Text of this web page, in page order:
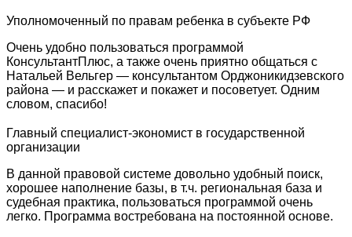
Уполномоченный по правам ребенка в субъекте РФ
Очень удобно пользоваться программой
КонсультантПлюс, а также очень приятно общаться с
Натальей Вельгер — консультантом Орджоникидзевского
района — и расскажет и покажет и посоветует. Одним
словом, спасибо!
Главный специалист-экономист в государственной
организации
В данной правовой системе довольно удобный поиск,
хорошее наполнение базы, в т.ч. региональная база и
судебная практика, пользоваться программой очень
легко. Программа востребована на постоянной основе.